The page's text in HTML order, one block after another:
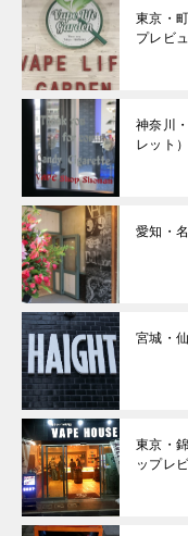
東京・
プレビ
神奈川
レット
愛知・
宮城・
東京・
ップレ